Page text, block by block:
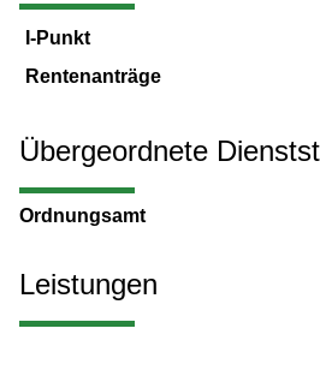
I-Punkt
Rentenanträge
Übergeordnete
Ordnungsamt
Leistungen